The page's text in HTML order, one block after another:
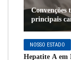
Convenções
principais
NOSSO ESTADO
Hepatite A em